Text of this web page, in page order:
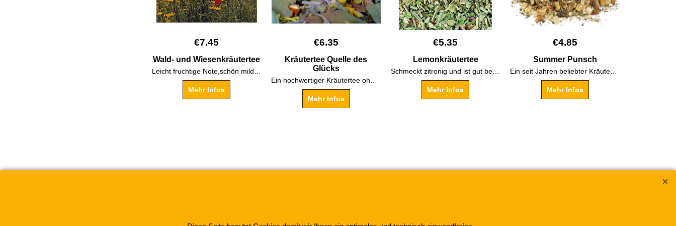
€7.45
Wald- und Wiesenkräutertee
Mehr Infos
€6.35
Kräutertee Quelle des
Glücks
Mehr Infos
€5.35
Lemonkräutertee
Schmeckt zitronig und ist gut bekömmlich.
Mehr Infos
€4.85
Summer Punsch
Mehr Infos